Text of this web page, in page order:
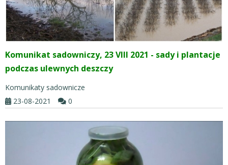
Komunikat sadowniczy, 23 VIII 2021 - sady i plantacje
podczas ulewnych deszczy
Komunikaty sadownicze
23-08-2021
0